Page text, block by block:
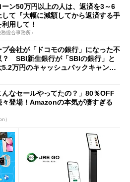
ーン50万円以上の人は、返済を3～6
して『大幅に減額してから返済する手
用して！
総合事務所）
プ会社が「ドコモの銀行」になった不
？ SBI新生銀行が「SBIの銀行」と
5.2万円のキャッシュバックキャンペ
んなセールやってたの？」80％OFF
々登場！Amazonの本気が凄すぎる
）